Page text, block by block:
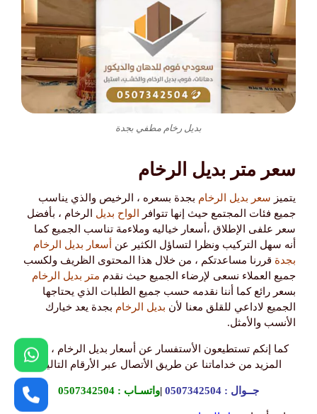
بديل رخام مطفي بجدة
سعر متر بديل الرخام
يتميز سعر بديل الرخام بجدة بسعره ، الرخيص والذي يناسب
جميع فئات المجتمع حيث إنها تتوافر
الواح بديل
الرخام ، بأفضل
سعر علفى الإطلاق ،أسعار خياليه وملاءمة تناسب الجميع كما
أنه سهل التركيب ونظرا لتساؤل الكثير عن
أسعار بديل الرخام
بجدة قررنا مساعدتكم ، من خلال هذا المحتوى الظريف ولكسب
جميع العملاء نسعى لإرضاء الجميع حيث نقدم متر بديل الرخام
بسعر رائع كما أننا نقدمه حسب جميع الطلبات الذي يحتاجها
الجميع لاداعي للقلق معنا لأن بديل الرخام بجدة يعد خيارك
الأنسب والأمثل.
كما إنكم تستطيعون الأستفسار عن أسعار بديل الرخام ، وعن
المزيد من خداماتنا عن طريق الأتصال عبر الأرقام التالية :
جــوال : 0507342504
|واتسـاب : 0507342504